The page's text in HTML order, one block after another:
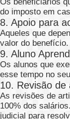
do imposto em
8. Apoio para
Aqueles que
valor do benefício.
9. Aluno
Os alunos que
esse tempo no
10. Revisão de
As revisões de
100% dos
judicial para